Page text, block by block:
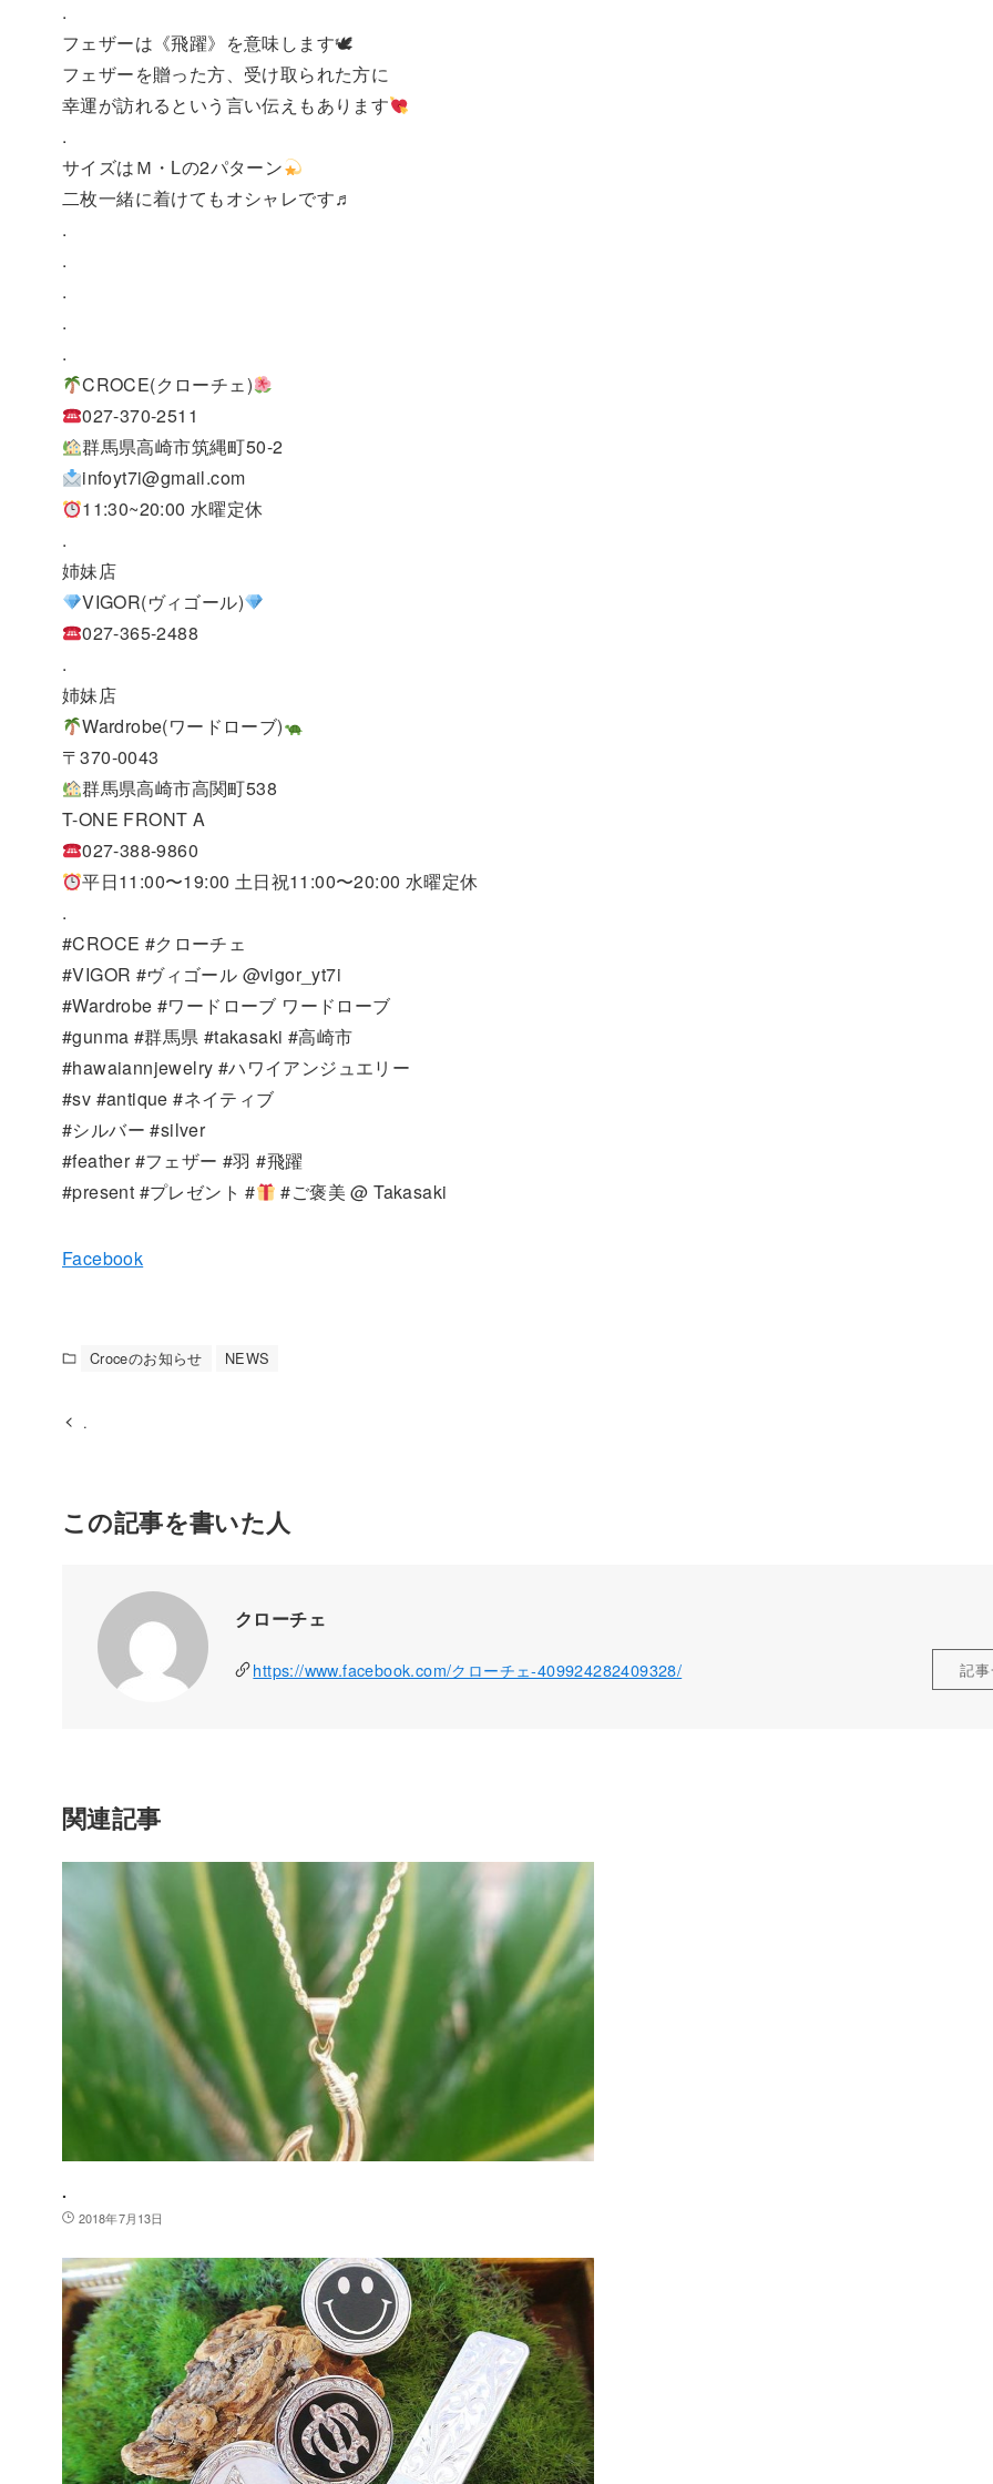
.
フェザーは《飛躍》を意味します🕊
フェザーを贈った方、受け取られた方に
幸運が訪れるという言い伝えもあります
.
サイズはＭ・Lの2パターン
二枚一緒に着けてもオシャレです♬
.
.
.
.
.
CROCE(クローチェ)
027-370-2511
群馬県高崎市筑縄町50-2
infoyt7i@gmail.com
11:30~20:00 水曜定休
.
姉妹店
VIGOR(ヴィゴール)
027-365-2488
.
姉妹店
Wardrobe(ワードローブ)
〒370-0043
群馬県高崎市高関町538
T-ONE FRONT A
027-388-9860
平日11:00〜19:00 土日祝11:00〜20:00 水曜定休
.
#CROCE #クローチェ
#VIGOR #ヴィゴール @vigor_yt7i
#Wardrobe #ワードローブ ワードローブ
#gunma #群馬県 #takasaki #高崎市
#hawaiannjewelry #ハワイアンジュエリー
#sv #antique #ネイティブ
#シルバー #silver
#feather #フェザー #羽 #飛躍
#present #プレゼント #
#ご褒美 @ Takasaki
Facebook
Croceのお知らせ NEWS
.
この記事を書いた人
クローチェ
https://www.facebook.com/クローチェ-409924282409328/ 記
関連記事
.
2018年7月13日